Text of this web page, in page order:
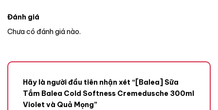
Đánh giá
Chưa có đánh giá nào.
Hãy là người đầu tiên nhận xét “[Balea] Sữa
Tắm Balea Cold Softness Cremedusche 300ml
Violet và Quả Mọng”